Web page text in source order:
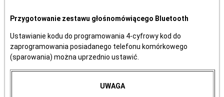
Przygotowanie zestawu głośnomówiącego Bluetooth
Ustawianie kodu do programowania 4-cyfrowy kod do
zaprogramowania posiadanego telefonu komórkowego
(sparowania) można uprzednio ustawić.
UWAGA